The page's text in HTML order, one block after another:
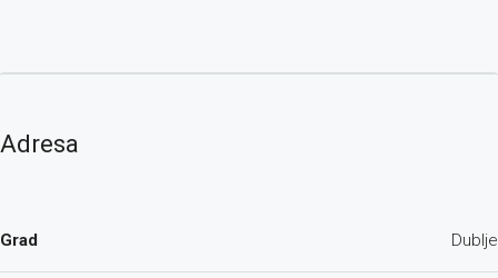
Adresa
Grad Dublje